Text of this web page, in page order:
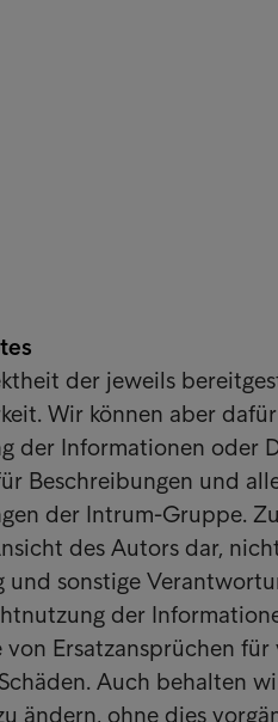
der jeweils
Wir können aber
der Informationen oder
Beschreibungen und
der Intrum-Gruppe.
des Autors dar,
und sonstige
der
von Ersatzansprüchen
Auch behalten
ändern, ohne dies